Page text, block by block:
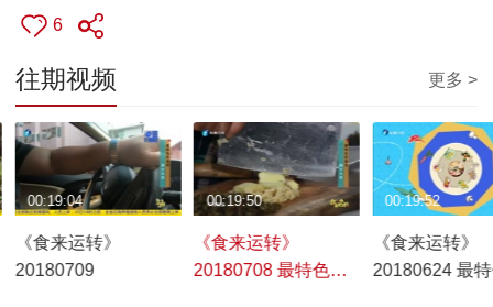
6
往期视频 更多 >
《食来运转》
20180709
00:19:04
《食来运转》
20180708 最特色的
00:19:50
《食来运转》
20180624 最
00:19:52